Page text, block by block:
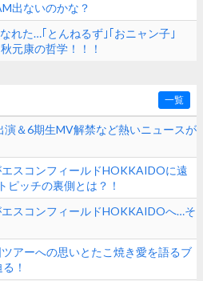
出ないのかな？
れた…｢とんねるず｣｢おニャン子｣
元康の哲学！！！
一覧
演＆6期生MV解禁など熱いニュースが
エスコンフィールドHOKKAIDOに遠
ッチの裏側とは？！
エスコンフィールドHOKKAIDOへ…そ
アーへの思いとたこ焼き愛を語るブ
！